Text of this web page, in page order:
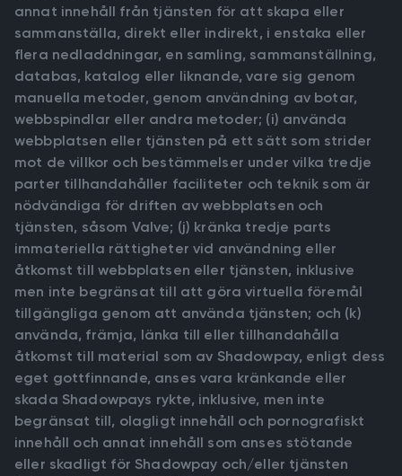
annat innehåll från tjänsten för att skapa eller
sammanställa, direkt eller indirekt, i enstaka eller
flera nedladdningar, en samling, sammanställning,
databas, katalog eller liknande, vare sig genom
manuella metoder, genom användning av botar,
webbspindlar eller andra metoder; (i) använda
webbplatsen eller tjänsten på ett sätt som strider
mot de villkor och bestämmelser under vilka tredje
parter tillhandahåller faciliteter och teknik som är
nödvändiga för driften av webbplatsen och
tjänsten, såsom Valve; (j) kränka tredje parts
immateriella rättigheter vid användning eller
åtkomst till webbplatsen eller tjänsten, inklusive
men inte begränsat till att göra virtuella föremål
tillgängliga genom att använda tjänsten; och (k)
använda, främja, länka till eller tillhandahålla
åtkomst till material som av Shadowpay, enligt dess
eget gottfinnande, anses vara kränkande eller
skada Shadowpays rykte, inklusive, men inte
begränsat till, olagligt innehåll och pornografiskt
innehåll och annat innehåll som anses stötande
eller skadligt för Shadowpay och/eller tjänsten